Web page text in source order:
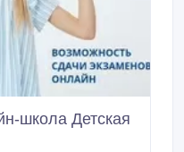
школа Детская